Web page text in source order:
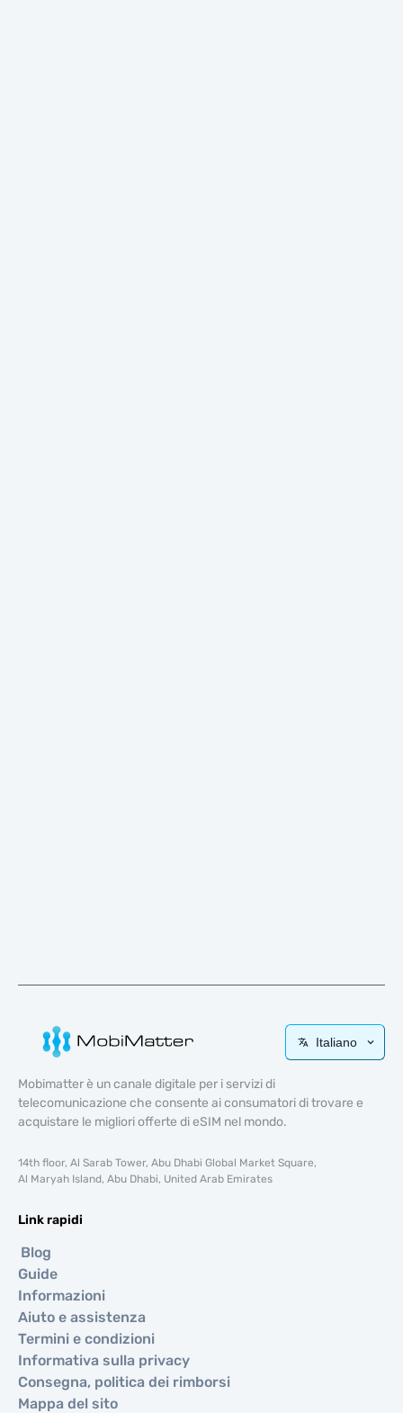
Italiano
Mobimatter è un canale digitale per i servizi di
telecomunicazione che consente ai consumatori di trovare e
acquistare le migliori offerte di eSIM nel mondo.
14th floor, Al Sarab Tower, Abu Dhabi Global Market Square,
Al Maryah Island, Abu Dhabi, United Arab Emirates
Link rapidi
Blog
Guide
Informazioni
Aiuto e assistenza
Termini e condizioni
Informativa sulla privacy
Consegna, politica dei rimborsi
Mappa del sito